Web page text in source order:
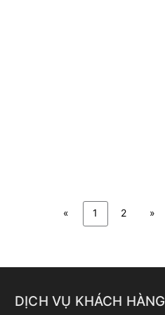
« 1 2 »
DỊCH VỤ KHÁCH HÀNG